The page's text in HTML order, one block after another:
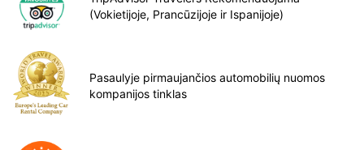
(Vokietijoje, Prancūzijoje ir Ispanijoje)
Pasaulyje pirmaujančios automobilių nuomos
kompanijos tinklas